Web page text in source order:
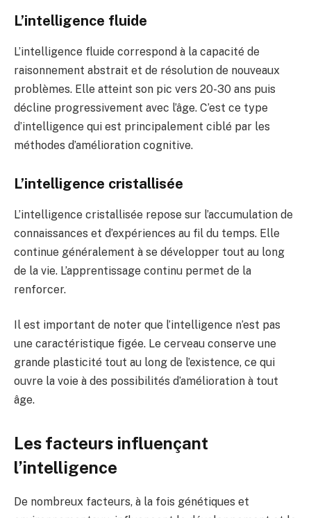
L’intelligence fluide
L’intelligence fluide correspond à la capacité de
raisonnement abstrait et de résolution de nouveaux
problèmes. Elle atteint son pic vers 20-30 ans puis
décline progressivement avec l’âge. C’est ce type
d’intelligence qui est principalement ciblé par les
méthodes d’amélioration cognitive.
L’intelligence cristallisée
L’intelligence cristallisée repose sur l’accumulation de
connaissances et d’expériences au fil du temps. Elle
continue généralement à se développer tout au long
de la vie. L’apprentissage continu permet de la
renforcer.
Il est important de noter que l’intelligence n’est pas
une caractéristique figée. Le cerveau conserve une
grande plasticité tout au long de l’existence, ce qui
ouvre la voie à des possibilités d’amélioration à tout
âge.
Les facteurs influençant
l’intelligence
De nombreux facteurs, à la fois génétiques et